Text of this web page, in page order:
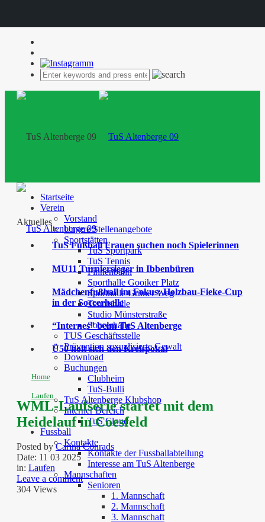
Startseite
Verein
Vorstand
Unsere Stellenangebote
Sportstätten
TuS Sportpark
TuS Tennis
Finnenbahn
Sporthalle Gooiker Platz
Sporthalle Grüner Weg
Tennishalle
Studio Münsterstraße
Soccerhalle
TUS Geschäftsstelle
Prävention sexualisierte Gewalt
Download
Buchungen
Clubheim
TuS-Bulli
TuS Altenberge Klubshop
Interner Bereich
TuS Cloud
Fussball
Kontakte
Kontakte der Fussballabteilung
Interesse am TuS Altenberge
Mannschaften
Senioren
1. Mannschaft
2. Mannschaft
3. Mannschaft
Aktuelles
TuS Fußball Frauen suchen noch Spielerinnen
MU11 Turniersieger in Ibbenbüren
Mädchenfußball im Fokus: Holzbau-Fieke-Cup
in der Soccerhalle
“Internes” beim TuS Altenberge
Ü50 holt sich den Kreispokal
Home
Laufen
WML-Laufserie startet mit dem
Heidelauf in Coesfeld
Posted byCarina Conrads
Date: 11 03 2025
in: Laufen
Leave a comment
304 Views